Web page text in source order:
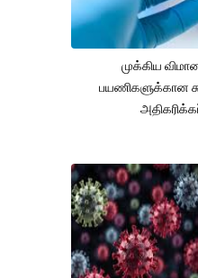
முக்கிய
பயணிகளுக்கான